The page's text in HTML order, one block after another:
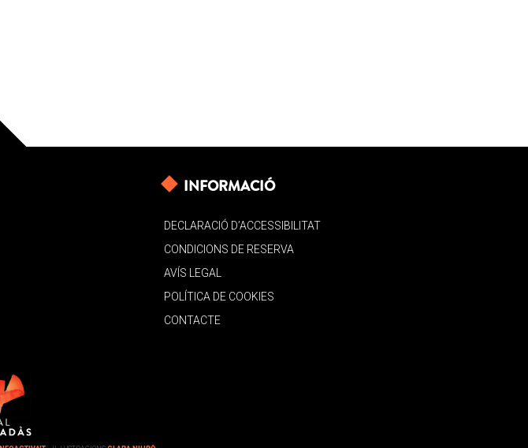
INFORMACIÓ
DECLARACIÓ D’ACCESSIBILITAT
CONDICIONS DE RESERVA
AVÍS LEGAL
POLÍTICA DE COOKIES
CONTACTE